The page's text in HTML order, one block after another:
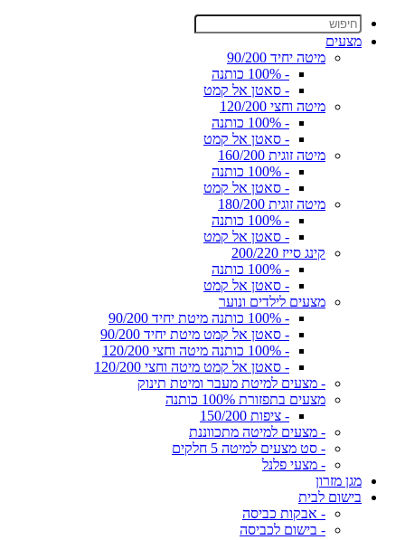
מצעים
מיטה יחיד 90/200
- 100% כותנה
- סאטן אל קמט
מיטה וחצי 120/200
- 100% כותנה
- סאטן אל קמט
מיטה זוגית 160/200
- 100% כותנה
- סאטן אל קמט
מיטה זוגית 180/200
- 100% כותנה
- סאטן אל קמט
קינג סייז 200/220
- 100% כותנה
- סאטן אל קמט
מצעים לילדים ונוער
- 100% כותנה מיטת יחיד 90/200
- סאטן אל קמט מיטת יחיד 90/200
- 100% כותנה מיטה וחצי 120/200
- סאטן אל קמט מיטה וחצי 120/200
- מצעים למיטת מעבר ומיטת תינוק
מצעים בתפזורת 100% כותנה
- ציפות 150/200
- מצעים למיטה מתכווננת
- סט מצעים למיטה 5 חלקים
- מצעי פלנל
מגן מזרון
בישום לבית
- אבקות כביסה
- בישום לכביסה